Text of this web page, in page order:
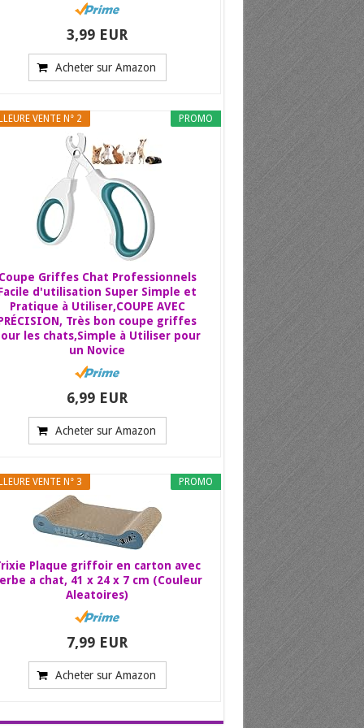
3,99 EUR
Acheter sur Amazon
PROMO
VENTE N° 2
Coupe Griffes Chat Professionnels
d'utilisation Super Simple et
Pratique à Utiliser,COUPE AVEC
Très bon coupe griffes
les chats,Simple à Utiliser pour
un Novice
6,99 EUR
Acheter sur Amazon
PROMO
VENTE N° 3
Plaque griffoir en carton avec
a chat, 41 x 24 x 7 cm (Couleur
Aleatoires)
7,99 EUR
Acheter sur Amazon